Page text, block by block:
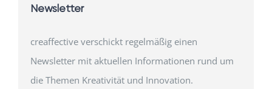
Newsletter
creaffective verschickt regelmäßig einen
Newsletter mit aktuellen Informationen rund um
die Themen Kreativität und Innovation.